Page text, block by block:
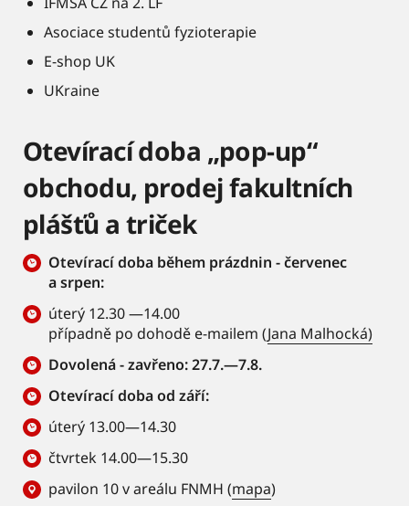
Asociace studentů fyzioterapie
E-shop UK
UKraine
Otevírací doba „pop-up“
obchodu, prodej fakultních
plášťů a triček
Otevírací doba během prázdnin - červenec
a srpen:
úterý 12.30 —14.00
případně po dohodě e-mailem (Jana Malhocká)
Dovolená - zavřeno: 27.7.—7.8.
Otevírací doba od září:
úterý 13.00—14.30
čtvrtek 14.00—15.30
pavilon 10 v areálu FNMH (mapa)